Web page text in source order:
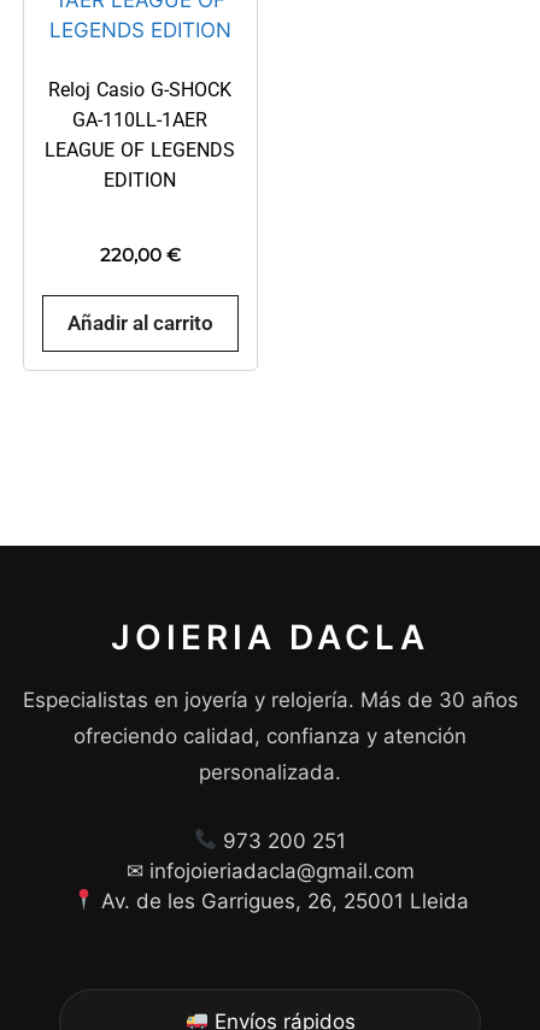
Reloj Casio G-SHOCK
GA-110LL-1AER
LEAGUE OF LEGENDS
EDITION
220,00 €
Añadir al carrito
JOIERIA DACLA
Especialistas en joyería y relojería. Más de 30 años
ofreciendo calidad, confianza y atención
personalizada.
973 200 251
✉ infojoieriadacla@gmail.com
Av. de les Garrigues, 26, 25001 Lleida
Envíos rápidos